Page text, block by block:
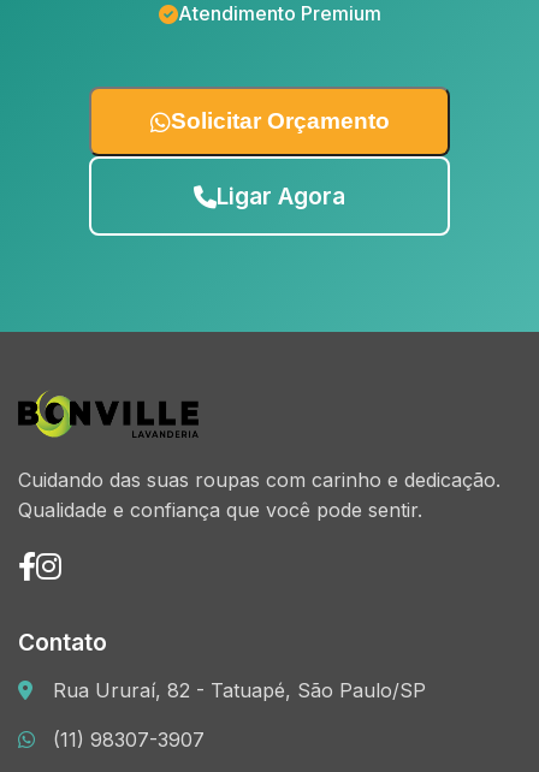
Atendimento Premium
Solicitar Orçamento
Ligar Agora
Cuidando das suas roupas com carinho e dedicação.
Qualidade e confiança que você pode sentir.
Contato
Rua Ururaí, 82 - Tatuapé, São Paulo/SP
(11) 98307-3907